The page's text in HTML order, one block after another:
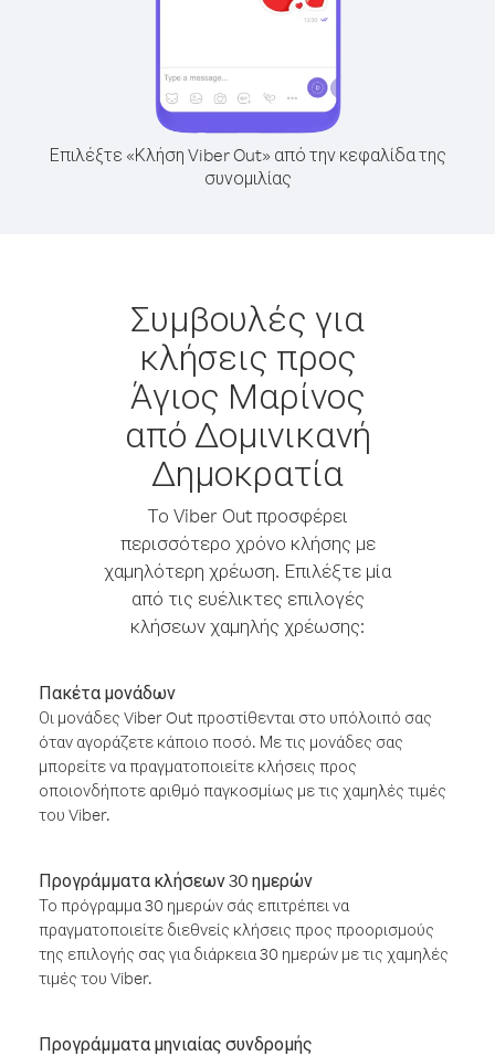
Επιλέξτε «Κλήση Viber Out» από την κεφαλίδα της
συνομιλίας
Συμβουλές για
κλήσεις προς
Άγιος Μαρίνος
από Δομινικανή
Δημοκρατία
Το Viber Out προσφέρει
περισσότερο χρόνο κλήσης με
χαμηλότερη χρέωση. Επιλέξτε μία
από τις ευέλικτες επιλογές
κλήσεων χαμηλής χρέωσης:
Πακέτα μονάδων
Οι μονάδες Viber Out προστίθενται στο υπόλοιπό σας
όταν αγοράζετε κάποιο ποσό. Με τις μονάδες σας
μπορείτε να πραγματοποιείτε κλήσεις προς
οποιονδήποτε αριθμό παγκοσμίως με τις χαμηλές τιμές
του Viber.
Προγράμματα κλήσεων 30 ημερών
Το πρόγραμμα 30 ημερών σάς επιτρέπει να
πραγματοποιείτε διεθνείς κλήσεις προς προορισμούς
της επιλογής σας για διάρκεια 30 ημερών με τις χαμηλές
τιμές του Viber.
Προγράμματα μηνιαίας συνδρομής